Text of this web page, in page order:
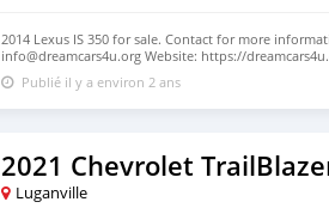
2014 Lexus IS 350 for sale. Contact for more
info@dreamcars4u.org Website: https://
2710.
Publié il y a environ 2 ans
2021 Chevrolet
Luganville